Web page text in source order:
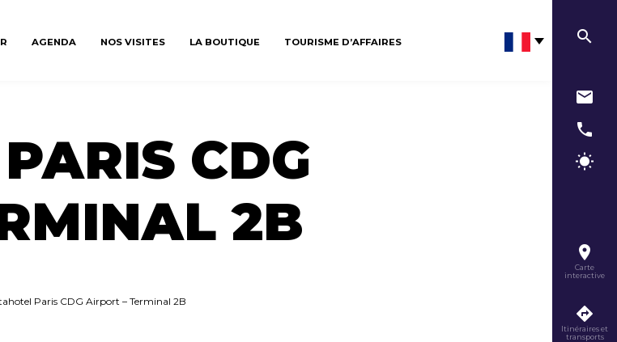
Carte
interactive
Itinéraires et
transports
AGENDA NOS VISITES LA BOUTIQUE TOURISME D’AFFAIRES
CDG
2B
Paris CDG Airport – Terminal 2B